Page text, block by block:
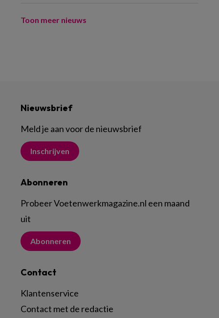
Toon meer nieuws
Nieuwsbrief
Meld je aan voor de nieuwsbrief
Inschrijven
Abonneren
Probeer Voetenwerkmagazine.nl een maand
uit
Abonneren
Contact
Klantenservice
Contact met de redactie